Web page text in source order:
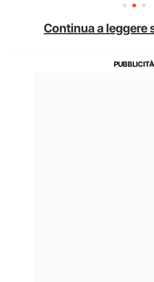
Continua a leggere